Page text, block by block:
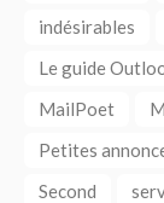
indésirables
Le guide
MailPoet
Petites
Second